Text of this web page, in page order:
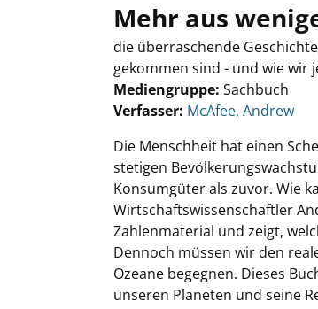
Mehr aus
die überraschende
gekommen sind - und wie wir
Mediengruppe: Sachbuch
Verfasser: Suche nach diesem
McAfee, Andrew
Die Menschheit hat einen
stetigen
Konsumgüter als zuvor. Wie
Wirtschaftswissenschaftler
Zahlenmaterial und zeigt,
Dennoch müssen wir den
Ozeane begegnen. Dieses
unseren Planeten und seine